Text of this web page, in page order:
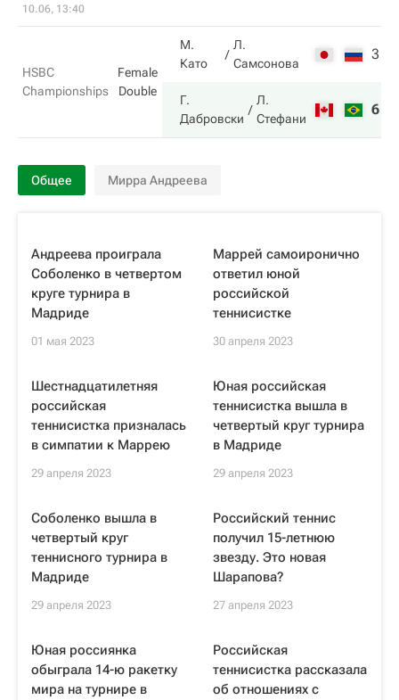
10.06, 13:40
HSBC
Championships
Female
Double
М.
Като
Л.
Самсонова
3
Г.
Дабровски
Л.
Стефани
6
Общее Мирра Андреева
Андреева проиграла
Соболенко в четвертом
круге турнира в
Мадриде
01 мая 2023
Маррей самоиронично
ответил юной
российской
теннисистке
30 апреля 2023
Шестнадцатилетняя
российская
теннисистка призналась
в симпатии к Маррею
29 апреля 2023
Юная российская
теннисистка вышла в
четвертый круг турнира
в Мадриде
29 апреля 2023
Соболенко вышла в
четвертый круг
теннисного турнира в
Мадриде
29 апреля 2023
Российский теннис
получил 15-летнюю
звезду. Это новая
Шарапова?
27 апреля 2023
Юная россиянка
обыграла 14-ю ракетку
мира на турнире в
Российская
теннисистка рассказала
об отношениях с